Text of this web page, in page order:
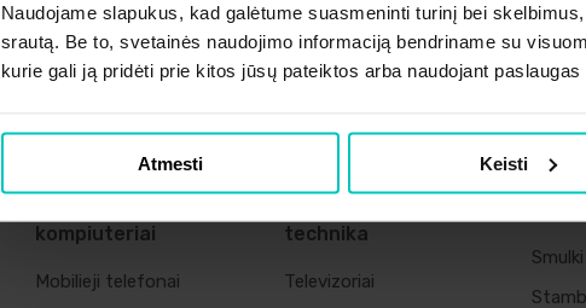
Naudojame slapukus, kad galėtume suasmeninti turinį bei
srautą. Be to, svetainės naudojimo informaciją bendriname su
kurie gali ją pridėti prie kitos jūsų pateiktos arba naudojant
Atmesti Keisti
kompiuteriai
Mobilieji telefonai
technika
Televizoriai